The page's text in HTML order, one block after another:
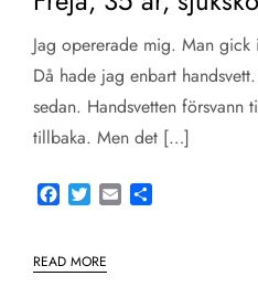
Jag opererade mig. Man
Då hade jag enbart
sedan. Handsvetten försvann
tillbaka. Men det […]
Facebook
TwitterEmail
READ MORE